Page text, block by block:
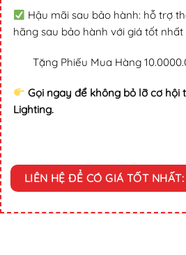
Hậu mãi sau bảo hành: hỗ trợ
hãng sau bảo hành với giá tốt nhất
Tặng Phiếu Mua Hàng
Gọi ngay để không bỏ lỡ cơ hội
Lighting.
LIÊN HỆ ĐỂ CÓ GIÁ TỐT NHẤT: